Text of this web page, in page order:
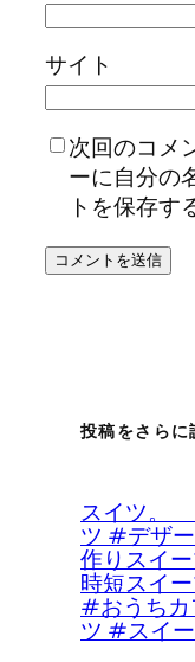
サイト
次回のコメ
ーに自分の
トを保存す
投稿をさらに
スイ
ツ #デザ
作りスイ
時短スイ
#おうちカ
ツ #スイ